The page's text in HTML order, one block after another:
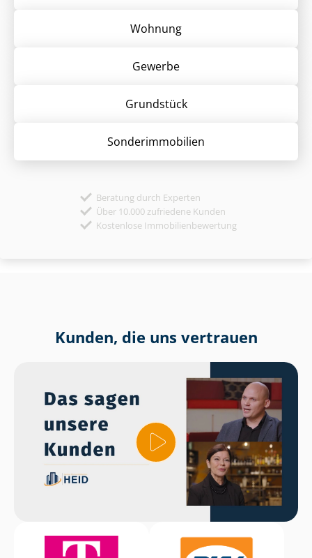
Wohnung
Gewerbe
Grund­stück
Sonder­immobilien
Beratung durch Experten
Über 10.000 zufriedene Kunden
Kostenlose Immobilienbewertung
Kunden, die uns vertrauen